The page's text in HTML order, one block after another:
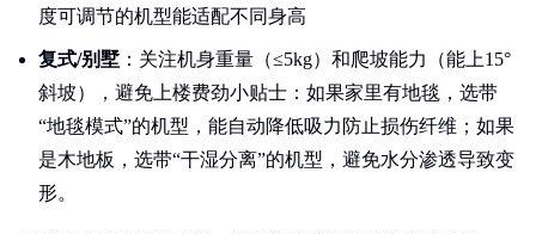
度可调节的机型能适配不同身高
复式/别墅 ：关注机身重量（≤5kg）和爬坡能力（能上15°
斜坡），避免上楼费劲小贴士：如果家里有地毯，选带
“地毯模式”的机型，能自动降低吸力防止损伤纤维；如果
是木地板，选带“干湿分离”的机型，避免水分渗透导致变
形。